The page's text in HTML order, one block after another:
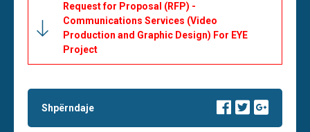
Request for Proposal (RFP) -
Communications Services (Video
Production and Graphic Design) For EYE
Project
Shpërndaje